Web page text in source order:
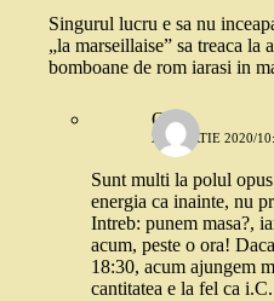
Singurul lucru e sa nu
„la marseillaise” sa treaca la
bomboane de rom iarasi in
Oana
24 MARTIE 2020/
Sunt multi la polul
energia ca inainte, nu
Intreb: punem masa?,
acum, peste o ora!
18:30, acum ajungem
cantitatea e la fel ca i.C.